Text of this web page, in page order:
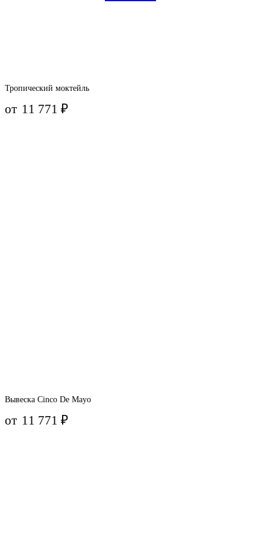
Тропический моктейль
от 11 771₽
Вывеска Cinco De Mayo
от 11 771₽